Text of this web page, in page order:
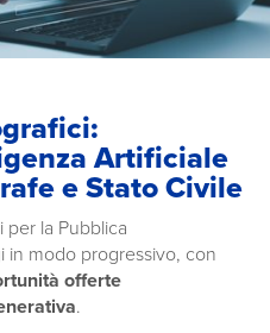
Artificiale
e Stato Civile
per la Pubblica
in modo progressivo, con
offerte
.